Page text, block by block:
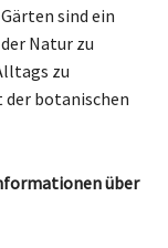
sind ein
Natur zu
zu
botanischen
über